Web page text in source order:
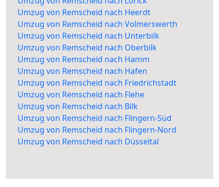
Umzug von Remscheid nach Heerdt
Umzug von Remscheid nach Volmerswerth
Umzug von Remscheid nach Unterbilk
Umzug von Remscheid nach Oberbilk
Umzug von Remscheid nach Hamm
Umzug von Remscheid nach Hafen
Umzug von Remscheid nach Friedrichstadt
Umzug von Remscheid nach Flehe
Umzug von Remscheid nach Bilk
Umzug von Remscheid nach Flingern-Süd
Umzug von Remscheid nach Flingern-Nord
Umzug von Remscheid nach Düsseltal